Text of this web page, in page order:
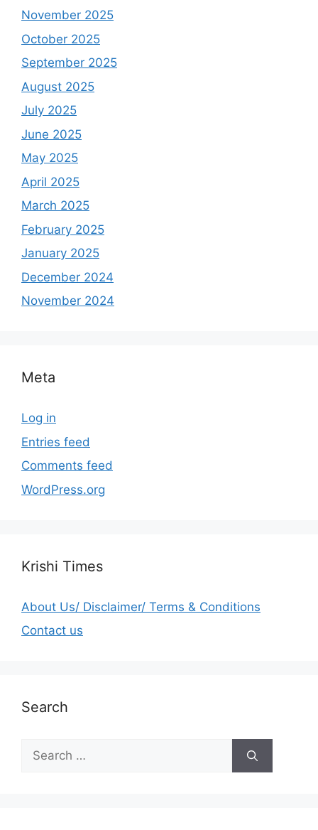
November 2025
October 2025
September 2025
August 2025
July 2025
June 2025
May 2025
April 2025
March 2025
February 2025
January 2025
December 2024
November 2024
Meta
Log in
Entries feed
Comments feed
WordPress.org
Krishi Times
About Us/ Disclaimer/ Terms & Conditions
Contact us
Search